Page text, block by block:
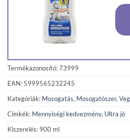
Termékazonosító: 73999
EAN: 5999565232245
Kategóriák: Mosogatás, Mosogatószer,
Címkék: Mennyiségi kedvezmény, Ultra jó
Kiszerelés: 900 ml